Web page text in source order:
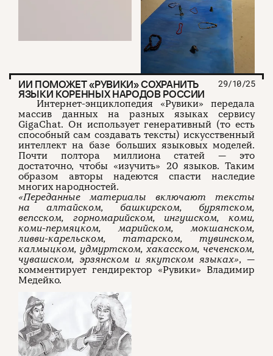
ИИ ПОМОЖЕТ «РУВИКИ» СОХРАНИТЬ
ЯЗЫКИ КОРЕННЫХ НАРОДОВ РОССИИ
29/10/25
Интернет-энциклопедия «Рувики» передала
массив данных на разных языках сервису
GigaChat. Он использует генеративный (то есть
способный сам создавать тексты) искусственный
интеллект на базе больших языковых моделей.
Почти полтора миллиона статей — это
достаточно, чтобы «изучить» 20 языков. Таким
образом авторы надеются спасти наследие
многих народностей.
«Переданные материалы включают тексты
на алтайском, башкирском, бурятском,
вепсском, горномарийском, ингушском, коми,
коми-пермяцком, марийском, мокшанском,
ливви-карельском, татарском, тувинском,
калмыцком, удмуртском, хакасском, чеченском,
чувашском, эрзянском и якутском языках», —
комментирует гендиректор «Рувики» Владимир
Медейко.